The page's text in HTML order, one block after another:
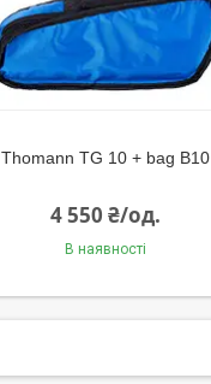
Thomann TG 10 + bag B10
4 550 ₴/од.
В наявності